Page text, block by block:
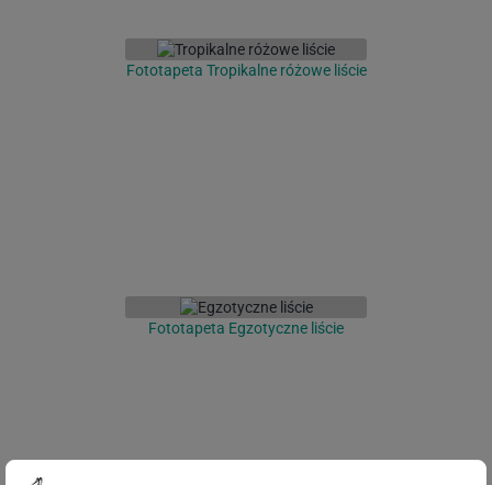
Fototapeta Tropikalne różowe liście
Fototapeta Egzotyczne liście